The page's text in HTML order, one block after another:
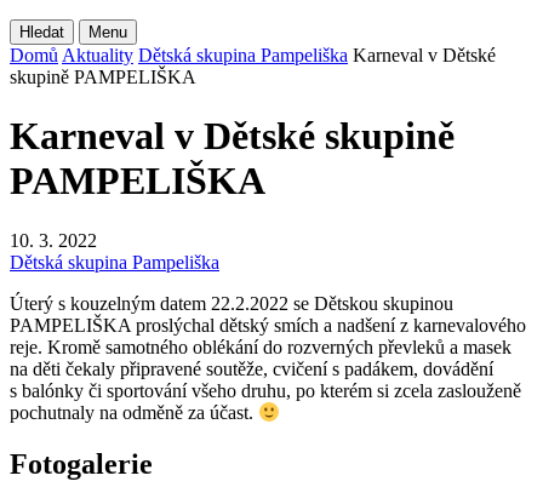
Hledat Menu
Domů Aktuality Dětská skupina Pampeliška Karneval v Dětské
skupině PAMPELIŠKA
Karneval v Dětské skupině
PAMPELIŠKA
10. 3. 2022
Dětská skupina Pampeliška
Úterý s kouzelným datem 22.2.2022 se Dětskou skupinou
PAMPELIŠKA proslýchal dětský smích a nadšení z karnevalového
reje. Kromě samotného oblékání do rozverných převleků a masek
na děti čekaly připravené soutěže, cvičení s padákem, dovádění
s balónky či sportování všeho druhu, po kterém si zcela zaslouženě
pochutnaly na odměně za účast.
Fotogalerie